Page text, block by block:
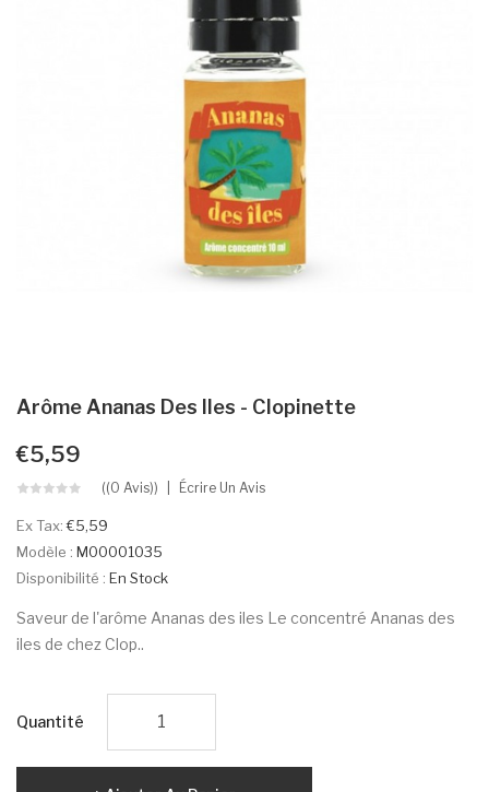
Arôme Ananas Des Iles - Clopinette
€5,59
((0 Avis)) Écrire Un Avis
Ex Tax:€5,59
Modèle : M00001035
Disponibilité : En Stock
Saveur de l'arôme Ananas des iles Le concentré Ananas des
iles de chez Clop..
Quantité